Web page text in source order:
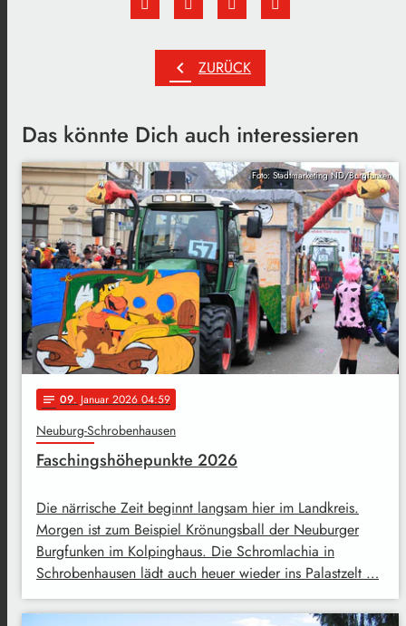
chevron_left ZURÜCK
Das könnte Dich auch interessieren
Foto: Stadtmarketing ND/Burgfunken
notes 09. Januar 2026 04:59
Neuburg-Schrobenhausen
Faschingshöhepunkte 2026
Die närrische Zeit beginnt langsam hier im Landkreis.
Morgen ist zum Beispiel Krönungsball der Neuburger
Burgfunken im Kolpinghaus. Die Schromlachia in
Schrobenhausen lädt auch heuer wieder ins Palastzelt …